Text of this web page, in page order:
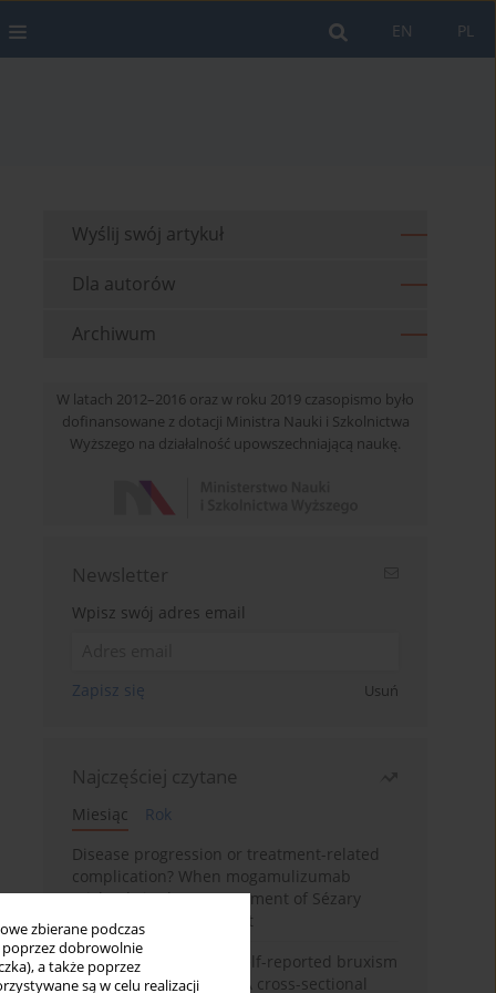
zbierane podczas
poprzez dobrowolnie
a także poprzez
są w celu realizacji
PL
EN
Wyślij swój artykuł
Dla autorów
Archiwum
W latach 2012–2016 oraz w roku 2019 czasopismo było
dofinansowane z dotacji Ministra Nauki i Szkolnictwa
Wyższego na działalność upowszechniającą naukę.
Newsletter
Wpisz swój adres email
Zapisz się Usuń
Najczęściej czytane
Miesiąc
Rok
Disease progression or treatment-related
complication? When mogamulizumab
misleads in the management of Sézary
syndrome: A case report
Personality traits and self-reported bruxism
in university students: A cross-sectional